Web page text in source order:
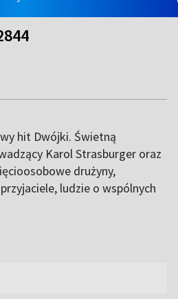
hit Dwójki. Świetną
Karol Strasburger oraz
drużyny,
ludzie o wspólnych